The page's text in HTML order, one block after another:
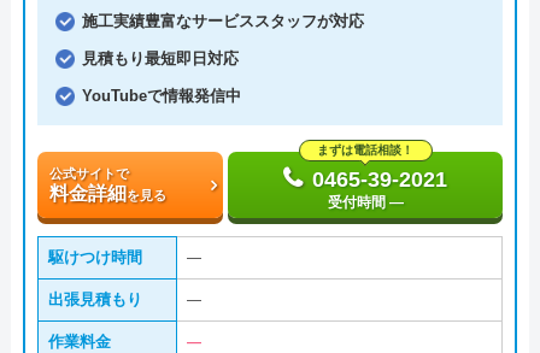
施工実績豊富なサービススタッフが対応
見積もり最短即日対応
YouTubeで情報発信中
公式サイトで
料金詳細を見る
まずは電話相談！
0465-39-2021
受付時間 ―
駆けつけ時間 ―
出張見積もり ―
作業料金 ―